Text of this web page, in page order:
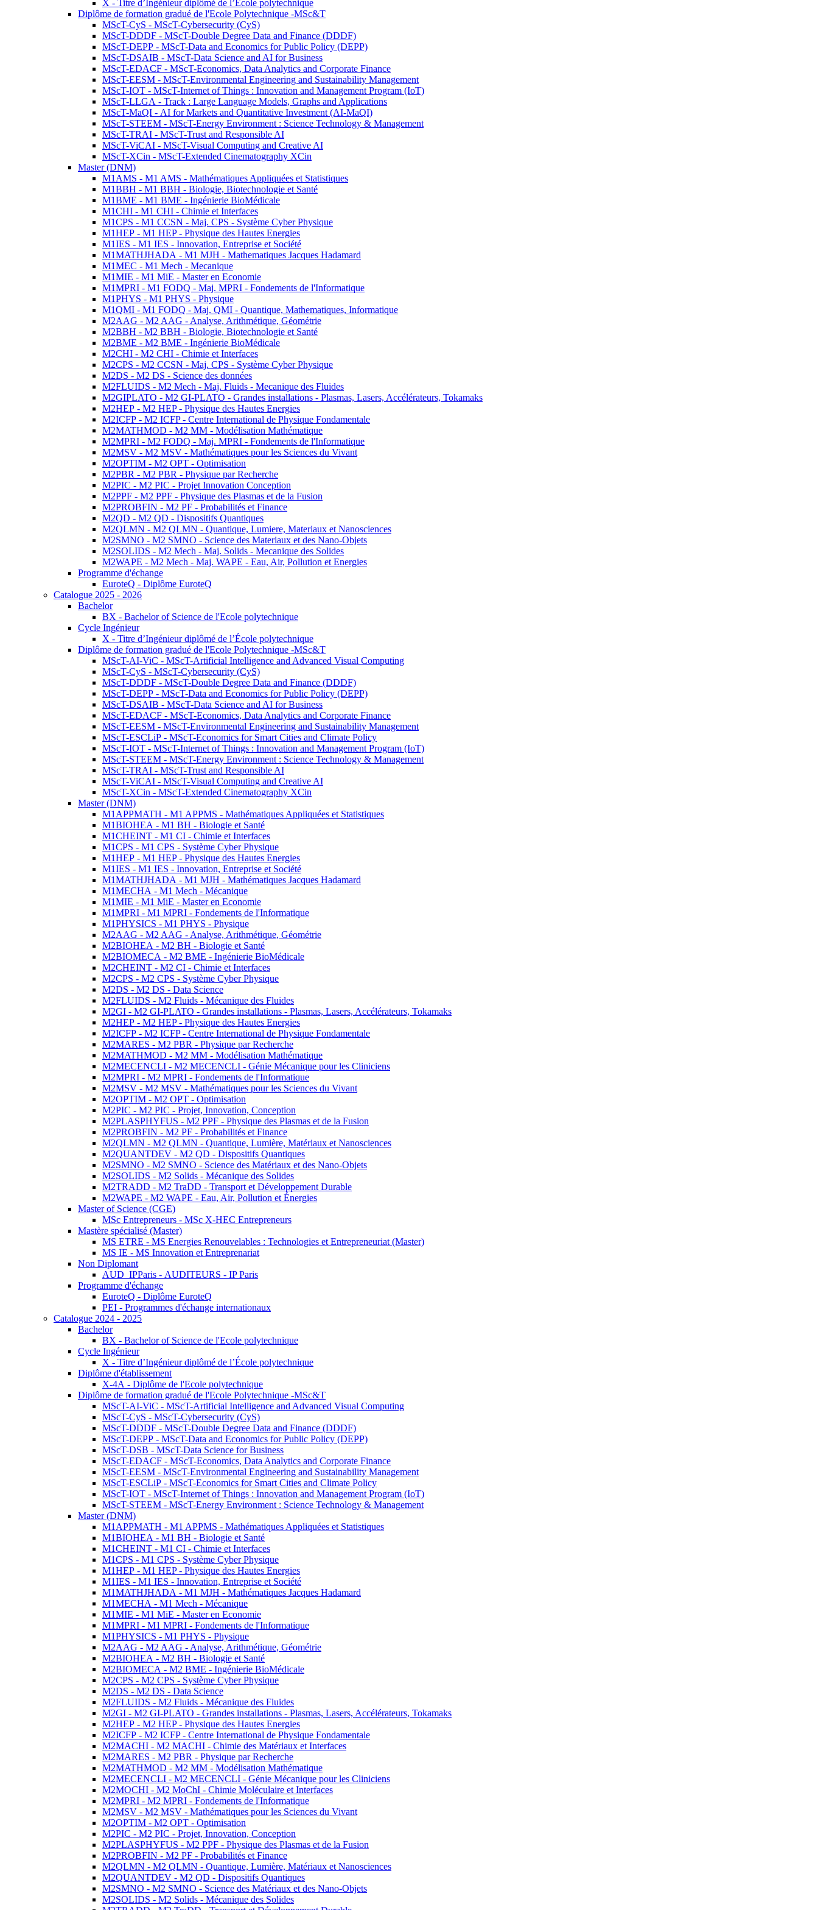
X - Titre d’Ingénieur diplômé de l’École polytechnique
Diplôme de formation gradué de l'Ecole Polytechnique -MSc&T
MScT-CyS - MScT-Cybersecurity (CyS)
MScT-DDDF - MScT-Double Degree Data and Finance (DDDF)
MScT-DEPP - MScT-Data and Economics for Public Policy (DEPP)
MScT-DSAIB - MScT-Data Science and AI for Business
MScT-EDACF - MScT-Economics, Data Analytics and Corporate Finance
MScT-EESM - MScT-Environmental Engineering and Sustainability Management
MScT-IOT - MScT-Internet of Things : Innovation and Management Program (IoT)
MScT-LLGA - Track : Large Language Models, Graphs and Applications
MScT-MaQI - AI for Markets and Quantitative Investment (AI-MaQI)
MScT-STEEM - MScT-Energy Environment : Science Technology & Management
MScT-TRAI - MScT-Trust and Responsible AI
MScT-ViCAI - MScT-Visual Computing and Creative AI
MScT-XCin - MScT-Extended Cinematography XCin
Master (DNM)
M1AMS - M1 AMS - Mathématiques Appliquées et Statistiques
M1BBH - M1 BBH - Biologie, Biotechnologie et Santé
M1BME - M1 BME - Ingénierie BioMédicale
M1CHI - M1 CHI - Chimie et Interfaces
M1CPS - M1 CCSN - Maj. CPS - Système Cyber Physique
M1HEP - M1 HEP - Physique des Hautes Energies
M1IES - M1 IES - Innovation, Entreprise et Société
M1MATHJHADA - M1 MJH - Mathematiques Jacques Hadamard
M1MEC - M1 Mech - Mecanique
M1MIE - M1 MiE - Master en Economie
M1MPRI - M1 FODQ - Maj. MPRI - Fondements de l'Informatique
M1PHYS - M1 PHYS - Physique
M1QMI - M1 FODQ - Maj. QMI - Quantique, Mathematiques, Informatique
M2AAG - M2 AAG - Analyse, Arithmétique, Géométrie
M2BBH - M2 BBH - Biologie, Biotechnologie et Santé
M2BME - M2 BME - Ingénierie BioMédicale
M2CHI - M2 CHI - Chimie et Interfaces
M2CPS - M2 CCSN - Maj. CPS - Système Cyber Physique
M2DS - M2 DS - Science des données
M2FLUIDS - M2 Mech - Maj. Fluids - Mecanique des Fluides
M2GIPLATO - M2 GI-PLATO - Grandes installations - Plasmas, Lasers, Accélérateurs, Tokamaks
M2HEP - M2 HEP - Physique des Hautes Energies
M2ICFP - M2 ICFP - Centre International de Physique Fondamentale
M2MATHMOD - M2 MM - Modélisation Mathématique
M2MPRI - M2 FODQ - Maj. MPRI - Fondements de l'Informatique
M2MSV - M2 MSV - Mathématiques pour les Sciences du Vivant
M2OPTIM - M2 OPT - Optimisation
M2PBR - M2 PBR - Physique par Recherche
M2PIC - M2 PIC - Projet Innovation Conception
M2PPF - M2 PPF - Physique des Plasmas et de la Fusion
M2PROBFIN - M2 PF - Probabilités et Finance
M2QD - M2 QD - Dispositifs Quantiques
M2QLMN - M2 QLMN - Quantique, Lumiere, Materiaux et Nanosciences
M2SMNO - M2 SMNO - Science des Materiaux et des Nano-Objets
M2SOLIDS - M2 Mech - Maj. Solids - Mecanique des Solides
M2WAPE - M2 Mech - Maj. WAPE - Eau, Air, Pollution et Energies
Programme d'échange
EuroteQ - Diplôme EuroteQ
Catalogue 2025 - 2026
Bachelor
BX - Bachelor of Science de l'Ecole polytechnique
Cycle Ingénieur
X - Titre d’Ingénieur diplômé de l’École polytechnique
Diplôme de formation gradué de l'Ecole Polytechnique -MSc&T
MScT-AI-ViC - MScT-Artificial Intelligence and Advanced Visual Computing
MScT-CyS - MScT-Cybersecurity (CyS)
MScT-DDDF - MScT-Double Degree Data and Finance (DDDF)
MScT-DEPP - MScT-Data and Economics for Public Policy (DEPP)
MScT-DSAIB - MScT-Data Science and AI for Business
MScT-EDACF - MScT-Economics, Data Analytics and Corporate Finance
MScT-EESM - MScT-Environmental Engineering and Sustainability Management
MScT-ESCLiP - MScT-Economics for Smart Cities and Climate Policy
MScT-IOT - MScT-Internet of Things : Innovation and Management Program (IoT)
MScT-STEEM - MScT-Energy Environment : Science Technology & Management
MScT-TRAI - MScT-Trust and Responsible AI
MScT-ViCAI - MScT-Visual Computing and Creative AI
MScT-XCin - MScT-Extended Cinematography XCin
Master (DNM)
M1APPMATH - M1 APPMS - Mathématiques Appliquées et Statistiques
M1BIOHEA - M1 BH - Biologie et Santé
M1CHEINT - M1 CI - Chimie et Interfaces
M1CPS - M1 CPS - Système Cyber Physique
M1HEP - M1 HEP - Physique des Hautes Energies
M1IES - M1 IES - Innovation, Entreprise et Société
M1MATHJHADA - M1 MJH - Mathématiques Jacques Hadamard
M1MECHA - M1 Mech - Mécanique
M1MIE - M1 MiE - Master en Economie
M1MPRI - M1 MPRI - Fondements de l'Informatique
M1PHYSICS - M1 PHYS - Physique
M2AAG - M2 AAG - Analyse, Arithmétique, Géométrie
M2BIOHEA - M2 BH - Biologie et Santé
M2BIOMECA - M2 BME - Ingénierie BioMédicale
M2CHEINT - M2 CI - Chimie et Interfaces
M2CPS - M2 CPS - Système Cyber Physique
M2DS - M2 DS - Data Science
M2FLUIDS - M2 Fluids - Mécanique des Fluides
M2GI - M2 GI-PLATO - Grandes installations - Plasmas, Lasers, Accélérateurs, Tokamaks
M2HEP - M2 HEP - Physique des Hautes Energies
M2ICFP - M2 ICFP - Centre International de Physique Fondamentale
M2MARES - M2 PBR - Physique par Recherche
M2MATHMOD - M2 MM - Modélisation Mathématique
M2MECENCLI - M2 MECENCLI - Génie Mécanique pour les Cliniciens
M2MPRI - M2 MPRI - Fondements de l'Informatique
M2MSV - M2 MSV - Mathématiques pour les Sciences du Vivant
M2OPTIM - M2 OPT - Optimisation
M2PIC - M2 PIC - Projet, Innovation, Conception
M2PLASPHYFUS - M2 PPF - Physique des Plasmas et de la Fusion
M2PROBFIN - M2 PF - Probabilités et Finance
M2QLMN - M2 QLMN - Quantique, Lumière, Matériaux et Nanosciences
M2QUANTDEV - M2 QD - Dispositifs Quantiques
M2SMNO - M2 SMNO - Science des Matériaux et des Nano-Objets
M2SOLIDS - M2 Solids - Mécanique des Solides
M2TRADD - M2 TraDD - Transport et Développement Durable
M2WAPE - M2 WAPE - Eau, Air, Pollution et Énergies
Master of Science (CGE)
MSc Entrepreneurs - MSc X-HEC Entrepreneurs
Mastère spécialisé (Master)
MS ETRE - MS Energies Renouvelables : Technologies et Entrepreneuriat (Master)
MS IE - MS Innovation et Entreprenariat
Non Diplomant
AUD_IPParis - AUDITEURS - IP Paris
Programme d'échange
EuroteQ - Diplôme EuroteQ
PEI - Programmes d'échange internationaux
Catalogue 2024 - 2025
Bachelor
BX - Bachelor of Science de l'Ecole polytechnique
Cycle Ingénieur
X - Titre d’Ingénieur diplômé de l’École polytechnique
Diplôme d'établissement
X-4A - Diplôme de l'Ecole polytechnique
Diplôme de formation gradué de l'Ecole Polytechnique -MSc&T
MScT-AI-ViC - MScT-Artificial Intelligence and Advanced Visual Computing
MScT-CyS - MScT-Cybersecurity (CyS)
MScT-DDDF - MScT-Double Degree Data and Finance (DDDF)
MScT-DEPP - MScT-Data and Economics for Public Policy (DEPP)
MScT-DSB - MScT-Data Science for Business
MScT-EDACF - MScT-Economics, Data Analytics and Corporate Finance
MScT-EESM - MScT-Environmental Engineering and Sustainability Management
MScT-ESCLiP - MScT-Economics for Smart Cities and Climate Policy
MScT-IOT - MScT-Internet of Things : Innovation and Management Program (IoT)
MScT-STEEM - MScT-Energy Environment : Science Technology & Management
Master (DNM)
M1APPMATH - M1 APPMS - Mathématiques Appliquées et Statistiques
M1BIOHEA - M1 BH - Biologie et Santé
M1CHEINT - M1 CI - Chimie et Interfaces
M1CPS - M1 CPS - Système Cyber Physique
M1HEP - M1 HEP - Physique des Hautes Energies
M1IES - M1 IES - Innovation, Entreprise et Société
M1MATHJHADA - M1 MJH - Mathématiques Jacques Hadamard
M1MECHA - M1 Mech - Mécanique
M1MIE - M1 MiE - Master en Economie
M1MPRI - M1 MPRI - Fondements de l'Informatique
M1PHYSICS - M1 PHYS - Physique
M2AAG - M2 AAG - Analyse, Arithmétique, Géométrie
M2BIOHEA - M2 BH - Biologie et Santé
M2BIOMECA - M2 BME - Ingénierie BioMédicale
M2CPS - M2 CPS - Système Cyber Physique
M2DS - M2 DS - Data Science
M2FLUIDS - M2 Fluids - Mécanique des Fluides
M2GI - M2 GI-PLATO - Grandes installations - Plasmas, Lasers, Accélérateurs, Tokamaks
M2HEP - M2 HEP - Physique des Hautes Energies
M2ICFP - M2 ICFP - Centre International de Physique Fondamentale
M2MACHI - M2 MACHI - Chimie des Matériaux et Interfaces
M2MARES - M2 PBR - Physique par Recherche
M2MATHMOD - M2 MM - Modélisation Mathématique
M2MECENCLI - M2 MECENCLI - Génie Mécanique pour les Cliniciens
M2MOCHI - M2 MoChI - Chimie Moléculaire et Interfaces
M2MPRI - M2 MPRI - Fondements de l'Informatique
M2MSV - M2 MSV - Mathématiques pour les Sciences du Vivant
M2OPTIM - M2 OPT - Optimisation
M2PIC - M2 PIC - Projet, Innovation, Conception
M2PLASPHYFUS - M2 PPF - Physique des Plasmas et de la Fusion
M2PROBFIN - M2 PF - Probabilités et Finance
M2QLMN - M2 QLMN - Quantique, Lumière, Matériaux et Nanosciences
M2QUANTDEV - M2 QD - Dispositifs Quantiques
M2SMNO - M2 SMNO - Science des Matériaux et des Nano-Objets
M2SOLIDS - M2 Solids - Mécanique des Solides